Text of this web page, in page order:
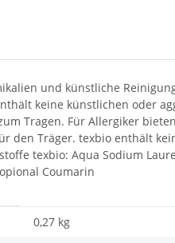
und künstliche
keine künstlichen oder
Tragen. Für Allergiker
den Träger. texbio enthält
texbio: Aqua Sodium
Coumarin
0,27 kg